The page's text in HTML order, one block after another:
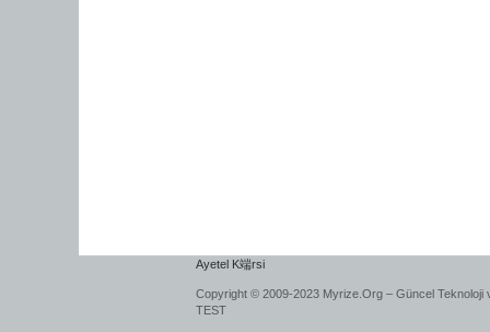
Ayetel K端rsi
Copyright © 2009-2023 Myrize.Org – Güncel Teknoloji
TEST